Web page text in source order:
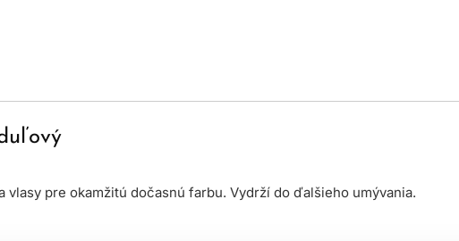
pre okamžitú dočasnú farbu. Vydrží do ďalšieho umývania.